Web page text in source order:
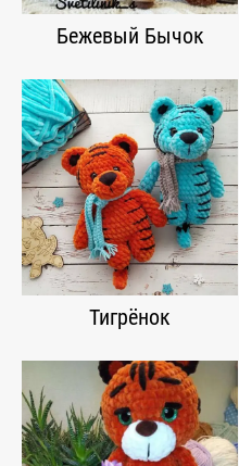
Бежевый Бычок
Тигрёнок